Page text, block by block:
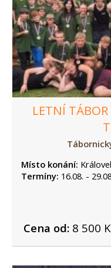
LETNÍ
Místo konání:
Termíny: 16.08. -
Cena od:8 500